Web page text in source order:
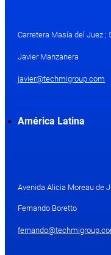
Carretera Masía del Juez ;
Javier Manzanera
javier@techmigroup.com
América Latina
Avenida Alicia Moreau de
Fernando Boretto